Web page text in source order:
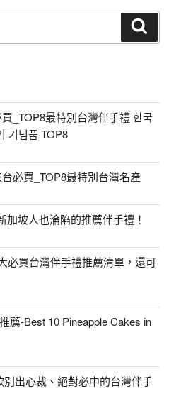
_TOP8最特別台灣伴手禮 한국
기념품 TOP8
必買_TOP8最特別台灣名產
加坡人也淪陷的推薦伴手禮！
必買台灣伴手禮推薦清單，還可
薦-Best 10 Pineapple Cakes in
出心裁、絕對必中的台灣伴手